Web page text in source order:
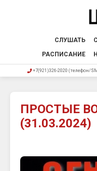
СЛУШАТЬ
РАСПИСАНИЕ
+7(921)326-2020 (телефон/
ПРОСТЫЕ
(31.03.2024)